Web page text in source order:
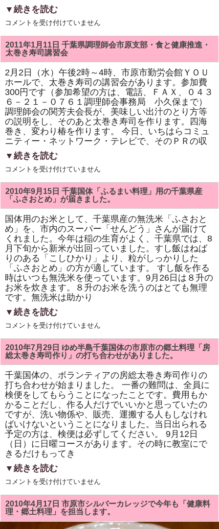
▼続きを読む
い
い
よ
明
日
は、
市
原
市
調
理
師
会
主
催
の
「房
総
太
巻
き
寿
講
習
会」
は
コメントを受け付けていません
2011年1月11日 千葉県調理師会市原支部・食と健康推進・
太巻き寿司講習会
2月2日（水）午後2時～4時、市原市勤労会館ＹＯＵ
ホールで、太巻き寿司の講習会があります。参加費
300円です（参加希望の方は、電話、ＦＡＸ、０４３
６－２１－０７６１調理師会事務局 小久保まで）
調理師会の関芳夫会長が、美味しい出汁のとり方等
の説明をし、そのあと太巻き寿司を作ります。四海
巻き、変わり椿を作ります。 今日、いちはらコミュ
ニティー・ネットワーク・テレビで、そのＰＲの収
▼続きを読む
千
県
調
理
会
市
原
支
部・
食
と
健
康
進・
太
巻
き
司
習
は
コメントを受け付けていません
2010年9月15日 千葉国体「ふるまい料理」用の千葉県産
「ふさおとめ」が届きました。
国体用のお米として、千葉県産の無洗米「ふさおと
め」を、市内のスーパー「せんどう」さんが届けて
くれました。今年は稲の生育がよく、千葉県では、8
月下旬から新米が出回っていました。すし飯はねば
りのある「こしひかり」より、粒がしっかりした
「ふさおとめ」の方が適しています。 すし飯を作る
時はいつも無洗米を使っています。9月26日は８升の
お米を炊きます。８升のお米を洗うのはとても無理
です。無洗米は助かり
▼続きを読む
千
国
体
「ふ
る
ま
い
料
理」
用
の
千
葉
県
産
「ふ
さ
お
と
が
き
し
た。
は
コメントを受け付けていません
2010年7月29日 ゆめ半島千葉国体の市原市の郷土料理「房
総太巻き寿司作り」の打ち合わせがありました。
千葉国体の、ボランティアの房総太巻き寿司作りの
打ち合わせが始まりました。 一番の難問は、全員に
検便をしてもらうことになったことです。費用もか
かることだし、作る人だけでいいかと思っていたの
ですが、洗い物係や、販売、運搬する人もしなけれ
ばいけないということになりました。当日出られる
予定の方は、検便は必ずしてください。 9月12日
（日）に日曜コースがあります。その時に教室にで
きるだけもってき
▼続きを読む
ゆ
半
島
千
葉
国
コメントを受け付けていません
2010年4月17日 市原市シルバーカレッジで今年も「健康料
理・郷土料理」を担当します。